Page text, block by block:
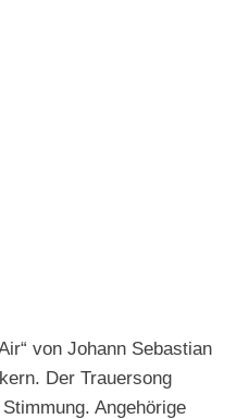
von Johann Sebastian
Der Trauersong
Angehörige